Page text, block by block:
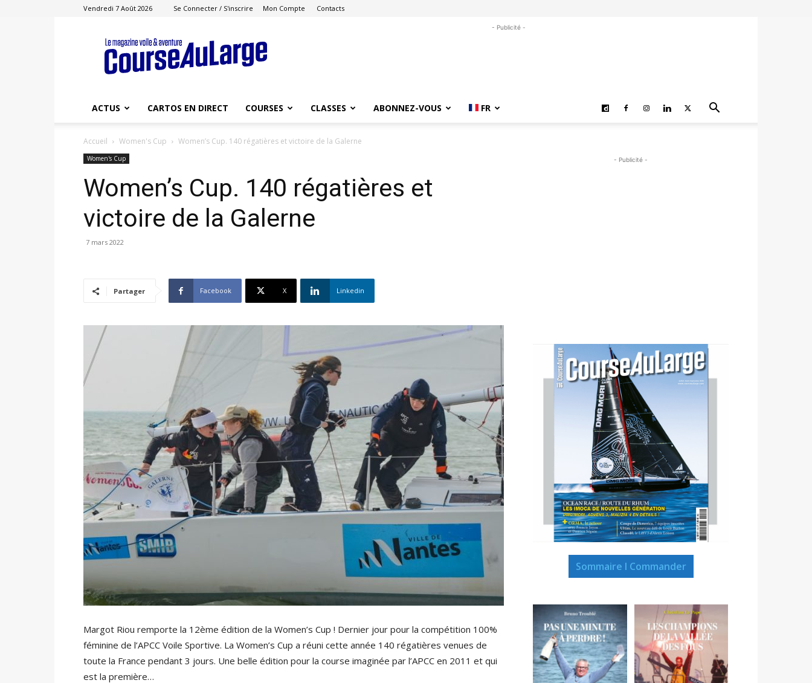
Vendredi 7 Août 2026 Se Connecter / S'inscrire Mon Compte Contacts
Course
au
Large
- Publicité -
ACTUS CARTOS EN DIRECT COURSES CLASSES ABONNEZ-VOUS FR
Accueil Women's Cup Women’s Cup. 140 régatières et victoire de la Galerne
Women's Cup
Women’s Cup. 140 régatières et
victoire de la Galerne
7 mars 2022
Partager Facebook X Linkedin
Margot Riou remporte la 12ème édition de la Women’s Cup ! Dernier jour pour la compétition 100%
féminine de l’APCC Voile Sportive. La Women’s Cup a réuni cette année 140 régatières venues de
toute la France pendant 3 jours. Une belle édition pour la course imaginée par l’APCC en 2011 et qui
est la première…
- Publicité -
Sommaire I Commander